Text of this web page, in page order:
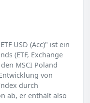
USD (Acc)" ist ein
(ETF, Exchange
MSCI Poland
von
durch
ab, er enthält also